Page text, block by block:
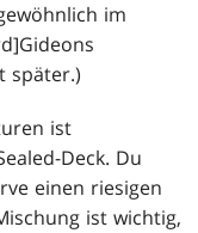
im
später.)
ist
Deck. Du
einen riesigen
ist wichtig,